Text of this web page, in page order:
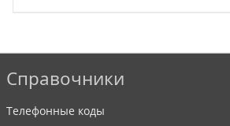
Справочники
Телефонные коды